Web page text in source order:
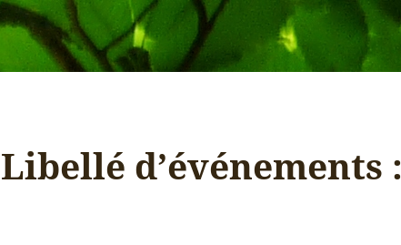
Libellé d’événements :